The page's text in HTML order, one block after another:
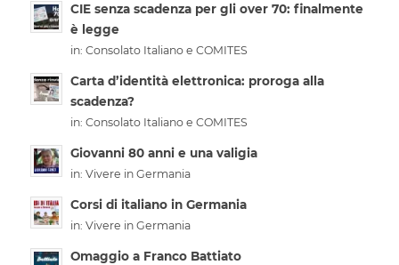
CIE senza scadenza per gli over 70: finalmente
è legge
in: Consolato Italiano e COMITES
Carta d’identità elettronica: proroga alla
scadenza?
in: Consolato Italiano e COMITES
Giovanni 80 anni e una valigia
in: Vivere in Germania
Corsi di italiano in Germania
in: Vivere in Germania
Omaggio a Franco Battiato